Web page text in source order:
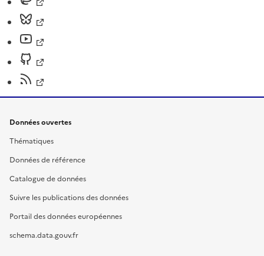
Données ouvertes
Thématiques
Données de référence
Catalogue de données
Suivre les publications des données
Portail des données européennes
schema.data.gouv.fr